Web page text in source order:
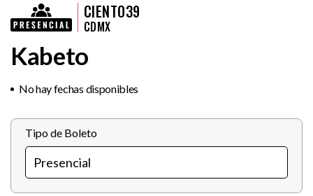
CIENTO39
CDMX
Kabeto
No hay fechas disponibles
Tipo de Boleto